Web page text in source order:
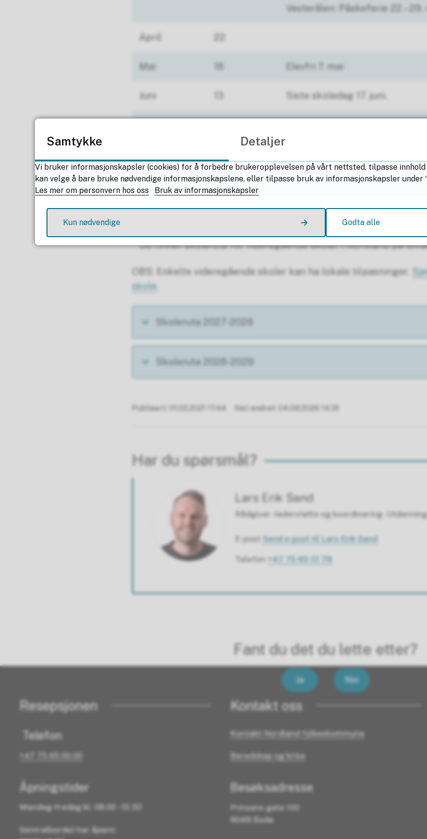
Vesterålen: Påskeferie 22.–29.
April
Mai Elevfri 7. mai
Juni Siste skoledag 17. juni.
vgs., Lofoten og Vesterålen:
Sum dager 190
Du finner skoleruta for videregående skoler i Nordland på
OBS: Enkelte videregående skoler kan ha lokale tilpasninger.
skole.
Skoleruta 2027-2028
Skoleruta 2028-2029
Publisert 01.02.2021 17.44 Sist endret 04.08.2026 14.18
Har du spørsmål?
Lars Erik Sand
Rådgiver - lederstøtte og koordinering -
E-post Send e-post til Lars Erik Sand
Telefon +47 75 65 01 78
Fant du det du lette etter?
Ja Nei
Resepsjonen
Telefon
+47 75 65 00 00
Åpningstider
Mandag-fredag kl. 08.00 - 15.30
Sentralbordet har åpent:
Kontakt oss
Kontakt Nordland fylkeskommune
Beredskap og krise
Besøksadresse
Prinsens gate 100
8048 Bodø
Samtykke Detaljer
Vi bruker informasjonskapsler (cookies) for å forbedre brukeropplevelsen på vårt nettsted, tilpasse
kan velge å bare bruke nødvendige informasjonskapslene, eller tilpasse bruk av informasjonskapsler under
Les mer om personvern hos oss
Bruk av informasjonskapsler
Kun nødvendige Godta alle